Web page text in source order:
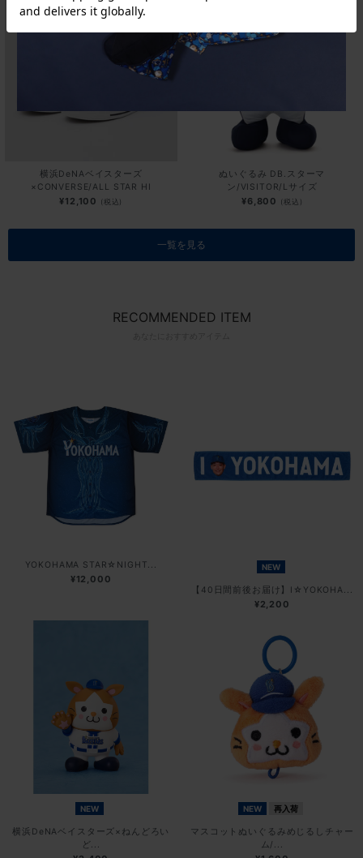
横浜DeNAベイスターズ
×CONVERSE/ALL STAR HI
¥12,100 (税込)
ぬいぐるみ DB.スターマ
ン/VISITOR/Lサイズ
¥6,800 (税込)
一覧を見る
RECOMMENDED ITEM
YOKOHAMA STAR☆NIGHT...
¥12,000
NEW
【40日間前後お届け】I☆YOKOHA...
¥2,200
NEW
横浜DeNAベイスターズ×ねんどろい
ど...
NEW 再入荷
マスコットぬいぐるみめじるしチャー
ム/...